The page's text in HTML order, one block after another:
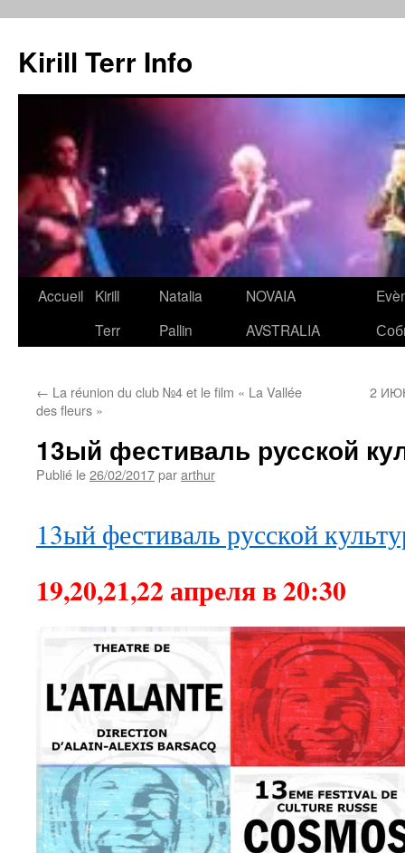
Kirill Terr Info
Aller
Accueil
Kirill
Terr
Natalia
Pallin
NOVAIA
AVSTRALIA
← La réunion du club №4 et le film « La Vallée
des fleurs »
2
13ый фестиваль русской
Publié le26/02/2017pararthur
13ый фестиваль русской
19,20,21,22 апреля в 20:30